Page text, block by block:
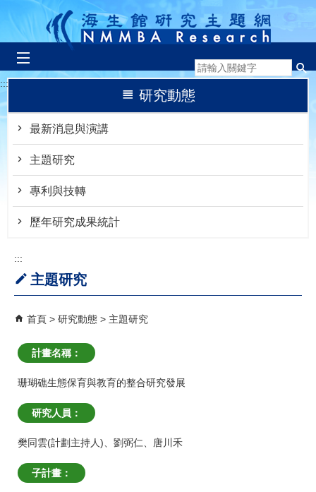
跳到主要內容區塊
:::
研究動態
最新消息與演講
主題研究
專利與技轉
歷年研究成果統計
:::
主題研究
首頁 研究動態 主題研究
計畫名稱：
珊瑚礁生態保育與教育的整合研究發展
研究人員：
樊同雲(計劃主持人) 劉弼仁 唐川禾
子計畫：